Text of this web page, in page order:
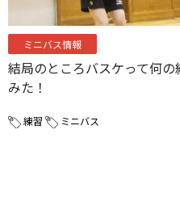
ミニバス情報
結局のところバスケって何
みた！
練習 ミニバス